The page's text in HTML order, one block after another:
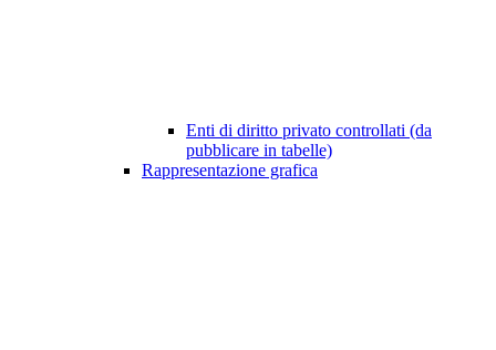
Enti di diritto privato controllati (da
pubblicare in tabelle)
Rappresentazione grafica